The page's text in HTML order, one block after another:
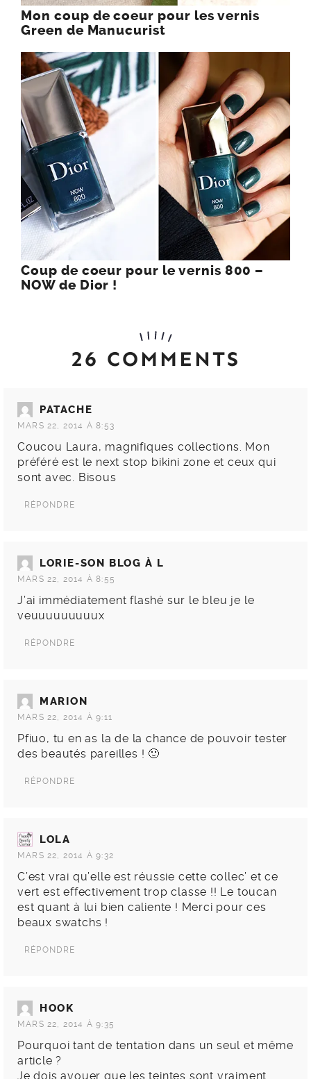
Mon coup de coeur pour les vernis
Green de Manucurist
Coup de coeur pour le vernis 800 –
NOW de Dior !
26 COMMENTS
PATACHE
MARS 22, 2014 À 8:53
Coucou Laura, magnifiques collections. Mon
préféré est le next stop bikini zone et ceux qui
sont avec. Bisous
RÉPONDRE
LORIE-SON BLOG À L
MARS 22, 2014 À 8:55
J’ai immédiatement flashé sur le bleu je le
veuuuuuuuuux
RÉPONDRE
MARION
MARS 22, 2014 À 9:11
Pfiuo, tu en as la de la chance de pouvoir tester
des beautés pareilles ! 🙂
RÉPONDRE
LOLA
MARS 22, 2014 À 9:32
C’est vrai qu’elle est réussie cette collec’ et ce
vert est effectivement trop classe !! Le toucan
est quant à lui bien caliente ! Merci pour ces
beaux swatchs !
RÉPONDRE
HOOK
MARS 22, 2014 À 9:35
Pourquoi tant de tentation dans un seul et même
article ?
Je dois avouer que les teintes sont vraiment